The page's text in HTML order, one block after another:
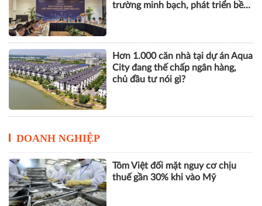
trường minh bạch, phát triển bền
Hơn 1.000 căn nhà tại dự án Aqua
City đang thế chấp ngân hàng,
chủ đầu tư nói gì?
DOANH NGHIỆP
Tôm Việt đối mặt nguy cơ chịu
thuế gần 30% khi vào Mỹ